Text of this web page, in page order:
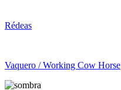
Rédeas
Vaquero / Working Cow Horse